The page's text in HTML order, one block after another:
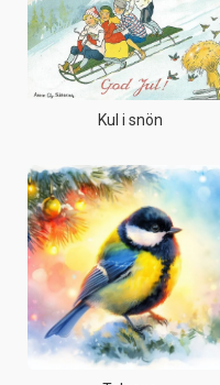
Kul i snön